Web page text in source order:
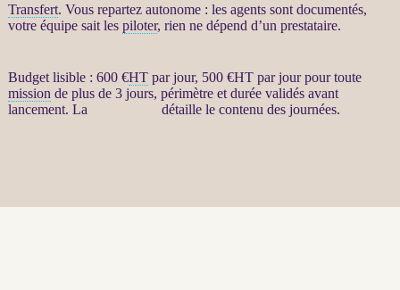
Transfert. Vous repartez autonome : les agentssont documentés,
votre équipe sait les piloter, rien ne dépend d’un prestataire.
Budget lisible : 600 €HTpar jour, 500 €HTpar jour pour toute
mission de plus de 3 jours, périmètre et durée validés avant
lancement. La
détaille le contenu des journées.